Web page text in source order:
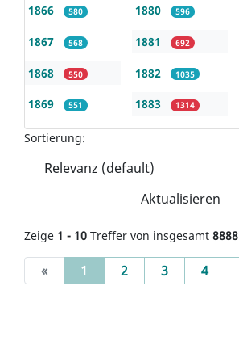
1866 580
1867 568
1868 550
1869 551
1880 596
1881 692
1882 1035
1883 1314
Sortierung:
Aktualisieren
Zeige 1 - 10 Treffer von insgesamt 8888
« 1 (current)
2 3 4